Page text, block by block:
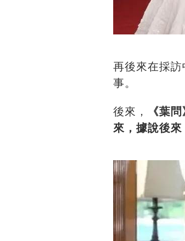
再後來在採
事。
後來，
《葉
來，據說後來